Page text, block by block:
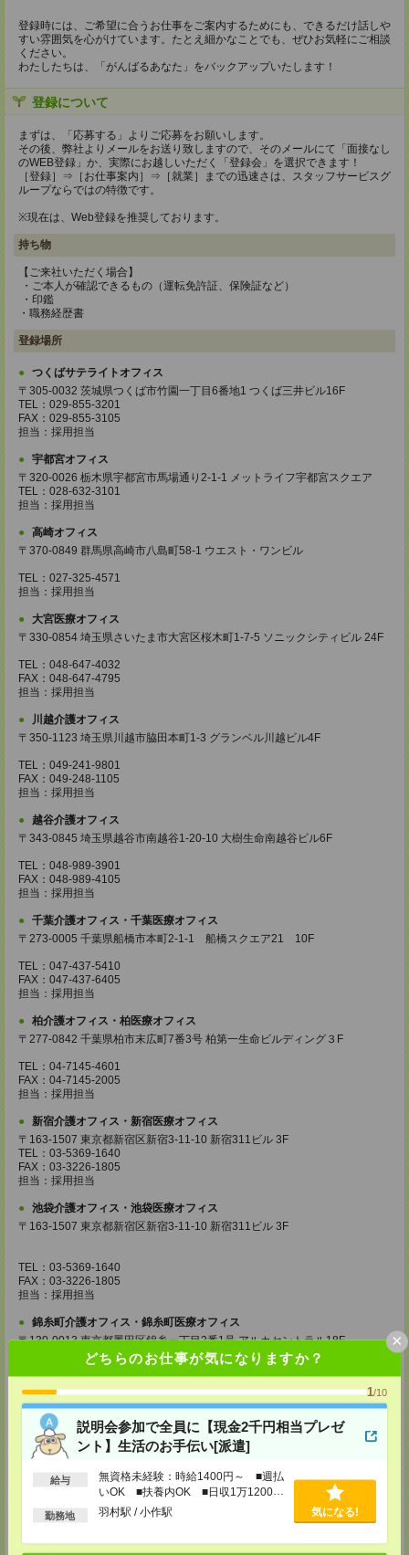
どちらのお仕事が気になりますか？
1/10
説明会参加で全員に【現金2千円相当プレゼ
ント】生活のお手伝い[派遣]
給与
無資格未経験：時給1400円～ ■週払
いOK ■扶養内OK ■日収1万1200円
以上
勤務地 羽村駅 / 小作駅 気になる!
×
登録時には、ご希望に合うお仕事をご案内するためにも、できるだけ話しや
すい雰囲気を心がけています。たとえ細かなことでも、ぜひお気軽にご相談
ください。
わたしたちは、「がんばるあなた」をバックアップいたします！
登録について
まずは、「応募する」よりご応募をお願いします。
その後、弊社よりメールをお送り致しますので、そのメールにて「面接なし
のWEB登録」か、実際にお越しいただく「登録会」を選択できます！
［登録］⇒［お仕事案内］⇒［就業］までの迅速さは、スタッフサービスグ
ループならではの特徴です。
※現在は、Web登録を推奨しております。
持ち物
【ご来社いただく場合】
・ご本人が確認できるもの（運転免許証、保険証など）
・印鑑
・職務経歴書
登録場所
つくばサテライトオフィス
〒305-0032 茨城県つくば市竹園一丁目6番地1 つくば三井ビル16F
TEL：029-855-3201
FAX：029-855-3105
担当：採用担当
宇都宮オフィス
〒320-0026 栃木県宇都宮市馬場通り2-1-1 メットライフ宇都宮スクエア
TEL：028-632-3101
担当：採用担当
高崎オフィス
〒370-0849 群馬県高崎市八島町58-1 ウエスト・ワンビル
TEL：027-325-4571
担当：採用担当
大宮医療オフィス
〒330-0854 埼玉県さいたま市大宮区桜木町1-7-5 ソニックシティビル 24F
TEL：048-647-4032
FAX：048-647-4795
担当：採用担当
川越介護オフィス
〒350-1123 埼玉県川越市脇田本町1-3 グランベル川越ビル4F
TEL：049-241-9801
FAX：049-248-1105
担当：採用担当
越谷介護オフィス
〒343-0845 埼玉県越谷市南越谷1-20-10 大樹生命南越谷ビル6F
TEL：048-989-3901
FAX：048-989-4105
担当：採用担当
千葉介護オフィス・千葉医療オフィス
〒273-0005 千葉県船橋市本町2-1-1 船橋スクエア21 10F
TEL：047-437-5410
FAX：047-437-6405
担当：採用担当
柏介護オフィス・柏医療オフィス
〒277-0842 千葉県柏市末広町7番3号 柏第一生命ビルディング３F
TEL：04-7145-4601
FAX：04-7145-2005
担当：採用担当
新宿介護オフィス・新宿医療オフィス
〒163-1507 東京都新宿区新宿3-11-10 新宿311ビル 3F
TEL：03-5369-1640
FAX：03-3226-1805
担当：採用担当
池袋介護オフィス・池袋医療オフィス
〒163-1507 東京都新宿区新宿3-11-10 新宿311ビル 3F
TEL：03-5369-1640
FAX：03-3226-1805
担当：採用担当
錦糸町介護オフィス・錦糸町医療オフィス
〒130-0013 東京都墨田区錦糸一丁目2番1号 アルカセントラル18F
TEL：03-5637-1151
担当：採用担当
西東京医療オフィス
〒180-0004 東京都武蔵野市吉祥寺本町1丁目14番5号 吉祥寺本町ビル5F
TEL：0422-23-0901
FAX：0422-23-0905
町田介護オフィス
〒194-0022 東京都町田市森野1丁目36番14号 ビオレ町田ビル3F